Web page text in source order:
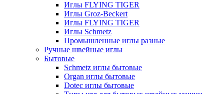
Иглы FLYING TIGER
Иглы Groz-Beckert
Иглы FLYING TIGER
Иглы Schmetz
Промышленные иглы разные
Ручные швейные иглы
Бытовые
Schmetz иглы бытовые
Organ иглы бытовые
Dotec иглы бытовые